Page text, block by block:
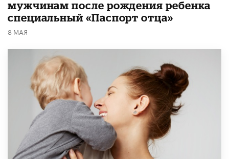
мужчинам после рождения ребенка
специальный «Паспорт отца»
8 МАЯ